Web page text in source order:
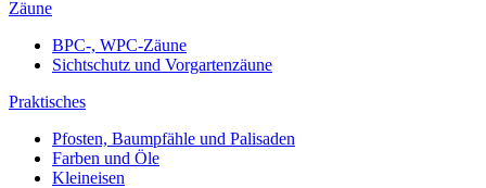
Zäune
BPC-, WPC-Zäune
Sichtschutz und Vorgartenzäune
Praktisches
Pfosten, Baumpfähle und Palisaden
Farben und Öle
Kleineisen